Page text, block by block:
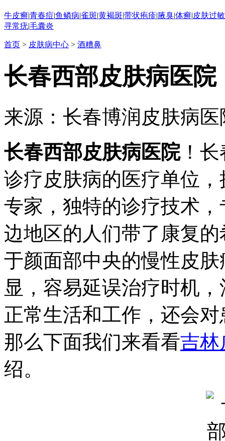
牛皮癣|青春痘|鱼鳞病|雀斑|黄褐斑|带状疱疹|腋臭|体癣|皮肤过敏
寻常疣|毛囊炎
首页 > 皮肤病中心 > 酒糟鼻
长春西部皮肤病医院
来源：长春博润皮肤病医
长春西部皮肤病医院！长
诊疗皮肤病的医疗单位
专家，独特的诊疗技术
边地区的人们带了康复
于颜面部中央的慢性皮
显，容易延误治疗时机
正常生活和工作，还会
那么下面我们来看看吉林
绍。